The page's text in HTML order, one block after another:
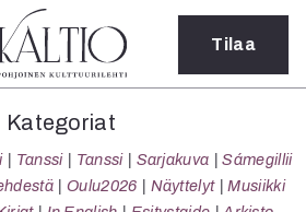
Kategoriat
Teatteri
Tilaa
Kategoriat
Tanssi Tanssi Sarjakuva
Sámegillii
Oulu2026 Näyttelyt
Musiikki